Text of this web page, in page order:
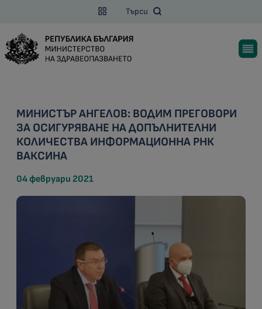
Търси
МИНИСТЪР АНГЕЛОВ: ВОДИМ ПРЕГОВОРИ
ЗА ОСИГУРЯВАНЕ НА ДОПЪЛНИТЕЛНИ
КОЛИЧЕСТВА ИНФОРМАЦИОННА РНК
ВАКСИНА
04 февруари 2021